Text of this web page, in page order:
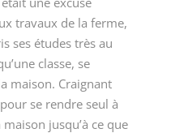
travaux de la ferme,
ses études très au
classe, se
maison. Craignant
se rendre seul à
jusqu’à ce que